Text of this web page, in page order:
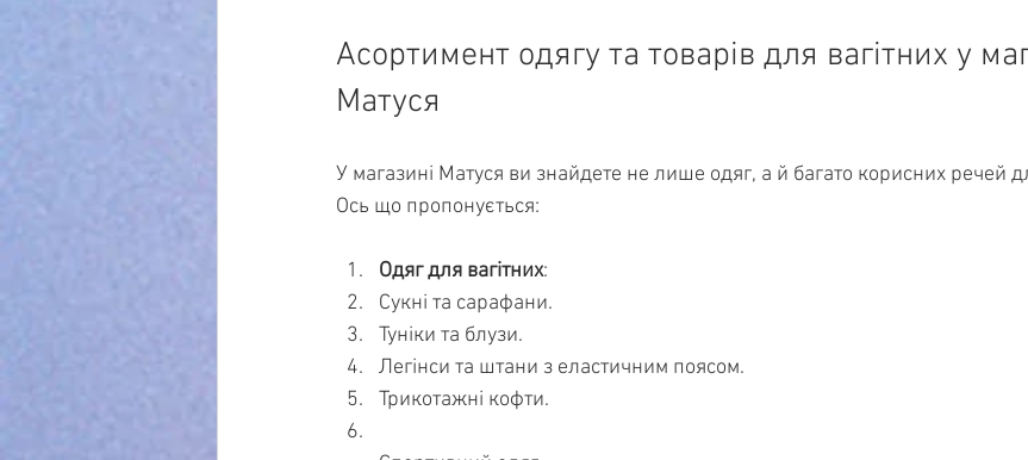
Асортимент одягу та товарів для вагітних у
Матуся
У магазині Матуся ви знайдете не лише одяг, а й багато корисних речей
Ось що пропонується:
Одяг для вагітних:
Сукні та сарафани.
Туніки та блузи.
Легінси та штани з еластичним поясом.
Трикотажні кофти.